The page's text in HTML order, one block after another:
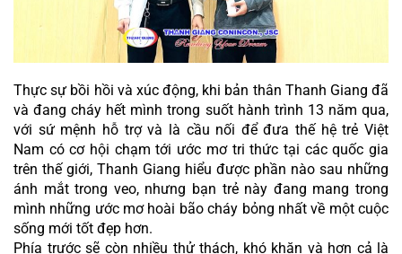
Thực sự bồi hồi và xúc động, khi bản thân Thanh Giang đã
và đang cháy hết mình trong suốt hành trình 13 năm qua,
với sứ mệnh hỗ trợ và là cầu nối để đưa thế hệ trẻ Việt
Nam có cơ hội chạm tới ước mơ tri thức tại các quốc gia
trên thế giới, Thanh Giang hiểu được phần nào sau những
ánh mắt trong veo, nhưng bạn trẻ này đang mang trong
mình những ước mơ hoài bão cháy bỏng nhất về một cuộc
sống mới tốt đẹp hơn.
Phía trước sẽ còn nhiều thử thách, khó khăn và hơn cả là